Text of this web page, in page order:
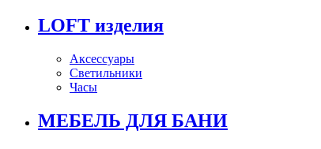
LOFT изделия
Аксессуары
Светильники
Часы
МЕБЕЛЬ ДЛЯ БАНИ